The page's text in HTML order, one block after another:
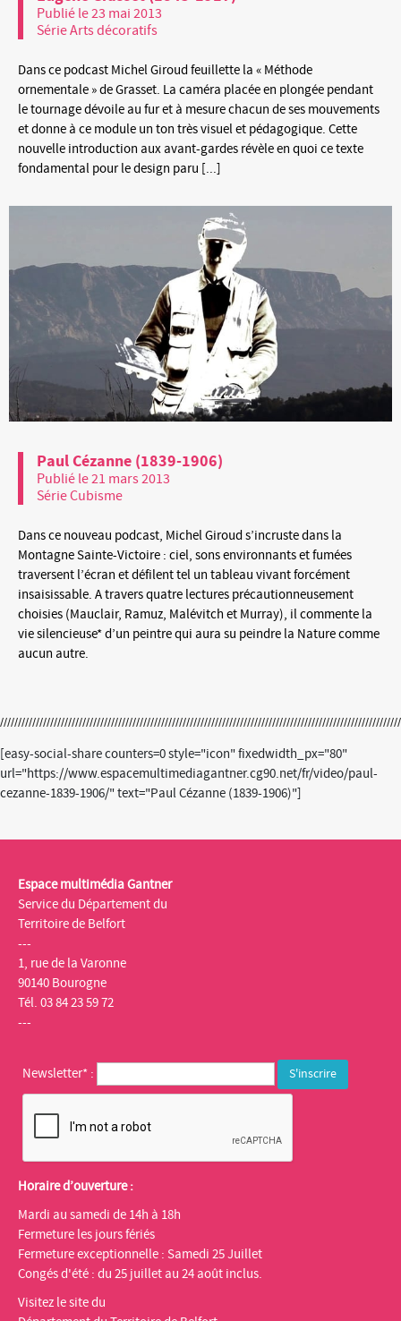
Publié le 23 mai 2013
Série Arts décoratifs
Dans ce podcast Michel Giroud feuillette la « Méthode
ornementale » de Grasset. La caméra placée en plongée pendant
le tournage dévoile au fur et à mesure chacun de ses mouvements
et donne à ce module un ton très visuel et pédagogique. Cette
nouvelle introduction aux avant-gardes révèle en quoi ce texte
fondamental pour le design paru [...]
Paul Cézanne (1839-1906)
Publié le 21 mars 2013
Série Cubisme
Dans ce nouveau podcast, Michel Giroud s’incruste dans la
Montagne Sainte-Victoire : ciel, sons environnants et fumées
traversent l’écran et défilent tel un tableau vivant forcément
insaisissable. A travers quatre lectures précautionneusement
choisies (Mauclair, Ramuz, Malévitch et Murray), il commente la
vie silencieuse* d’un peintre qui aura su peindre la Nature comme
aucun autre.
[easy-social-share counters=0 style="icon" fixedwidth_px="80"
url="https://www.espacemultimediagantner.cg90.net/fr/video/paul-
cezanne-1839-1906/" text="Paul Cézanne (1839-1906)"]
Espace multimédia Gantner
Service du Département du
Territoire de Belfort
---
1, rue de la Varonne
90140 Bourogne
Tél. 03 84 23 59 72
---
Newsletter* :
Horaire d’ouverture :
Mardi au samedi de 14h à 18h
Fermeture les jours fériés
Fermeture exceptionnelle : Samedi 25 Juillet
Congés d'été : du 25 juillet au 24 août inclus.
Visitez le site du